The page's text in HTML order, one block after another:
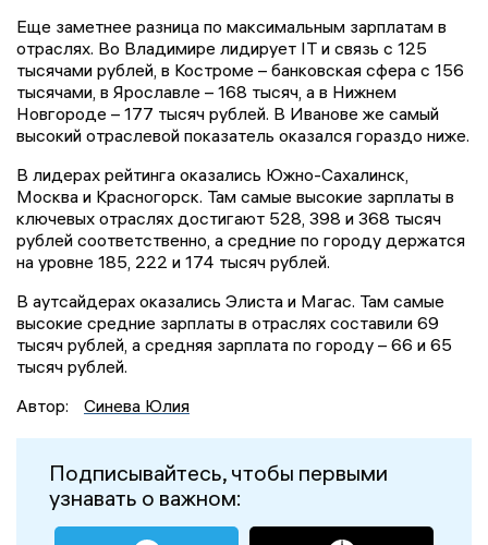
Еще заметнее разница по максимальным зарплатам в
отраслях. Во Владимире лидирует IT и связь с 125
тысячами рублей, в Костроме – банковская сфера с 156
тысячами, в Ярославле – 168 тысяч, а в Нижнем
Новгороде – 177 тысяч рублей. В Иванове же самый
высокий отраслевой показатель оказался гораздо ниже.
В лидерах рейтинга оказались Южно-Сахалинск,
Москва и Красногорск. Там самые высокие зарплаты в
ключевых отраслях достигают 528, 398 и 368 тысяч
рублей соответственно, а средние по городу держатся
на уровне 185, 222 и 174 тысяч рублей.
В аутсайдерах оказались Элиста и Магас. Там самые
высокие средние зарплаты в отраслях составили 69
тысяч рублей, а средняя зарплата по городу – 66 и 65
тысяч рублей.
Автор:
Синева Юлия
Подписывайтесь, чтобы первыми
узнавать о важном: